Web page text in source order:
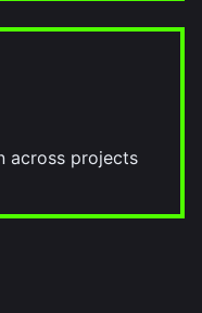
across projects